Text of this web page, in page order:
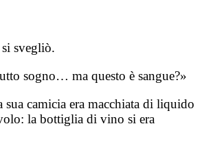
svegliò.
sogno… ma questo è sangue?»
sua camicia era macchiata di liquido
la bottiglia di vino si era